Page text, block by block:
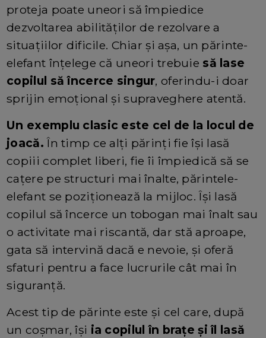
proteja poate uneori să împiedice
dezvoltarea abilităților de rezolvare a
situațiilor dificile. Chiar și așa, un părinte-
elefant înțelege că uneori trebuie să lase
copilul să încerce singur, oferindu-i doar
sprijin emoțional și supraveghere atentă.
Un exemplu clasic este cel de la locul de
joacă. În timp ce alți părinți fie își lasă
copiii complet liberi, fie îi împiedică să se
cațere pe structuri mai înalte, părintele-
elefant se poziționează la mijloc. Își lasă
copilul să încerce un tobogan mai înalt sau
o activitate mai riscantă, dar stă aproape,
gata să intervină dacă e nevoie, și oferă
sfaturi pentru a face lucrurile cât mai în
siguranță.
Acest tip de părinte este și cel care, după
un coșmar, își ia copilul în brațe și îl lasă